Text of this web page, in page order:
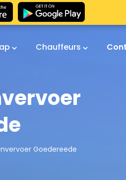
Chauffeurs
Goedereede